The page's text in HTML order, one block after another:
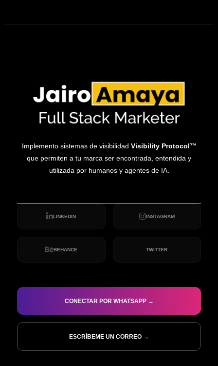
Implemento sistemas de visibilidad Visibility Protocol™
que permiten a tu marca ser encontrada, entendida y
utilizada por humanos y agentes de IA.
LINKEDIN INSTAGRAM
BEHANCE TWITTER
CONECTAR POR WHATSAPP →
ESCRÍBEME UN CORREO →